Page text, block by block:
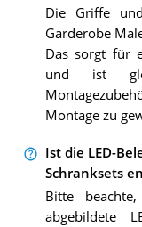
Die Griffe
Garderobe
Das sorgt für
und ist
Montage zu
Ist die LED-
Schranksets
Bitte
abgebildete